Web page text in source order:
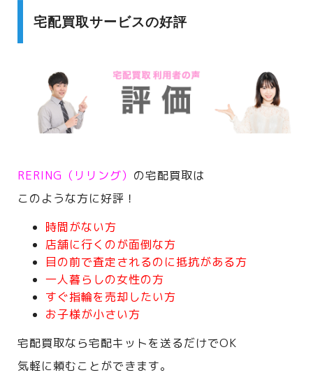
宅配買取サービスの好評
RERING（リリング） の宅配買取は
このような方に好評！
時間がない方
店舗に行くのが面倒な方
目の前で査定されるのに抵抗がある方
一人暮らしの女性の方
すぐ指輪を売却したい方
お子様が小さい方
宅配買取なら宅配キットを送るだけでOK
気軽に頼むことができます。